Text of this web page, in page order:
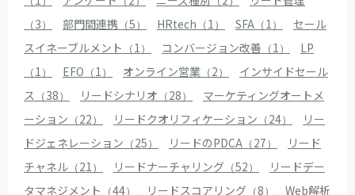
（3）
部門間連携（5） HRtech（1） SFA（1）
セール
スイネーブルメント（1）
コンバージョン改善（1）
LP
（1）
EFO（1） オンライン営業（2）
インサイドセール
ス（38）
リードシナリオ（28）
マーケティングオートメ
ーション（22）
リードクオリフィケーション（24）
リー
ドジェネレーション（25）
リードのPDCA（27）
リード
チャネル（21）
リードナーチャリング（52）
リードデー
タマネジメント（44）
リードスコアリング（8） Web解析